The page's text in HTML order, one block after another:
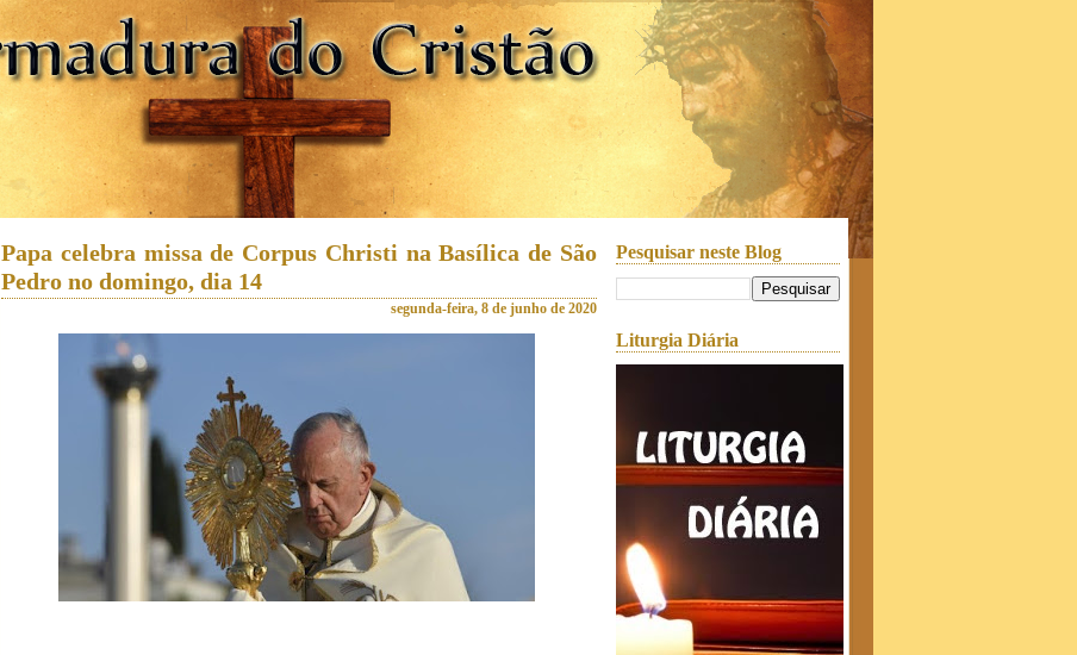
Papa celebra missa de Corpus Christi na Basílica de São
Pedro no domingo, dia 14
segunda-feira, 8 de junho de 2020
Pesquisar neste Blog
Liturgia Diária